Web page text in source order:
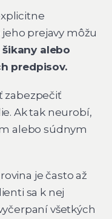
prejavy môžu
alebo
predpisov.
zabezpečiť
Ak tak neurobí,
alebo súdnym
je často až
sa k nej
všetkých